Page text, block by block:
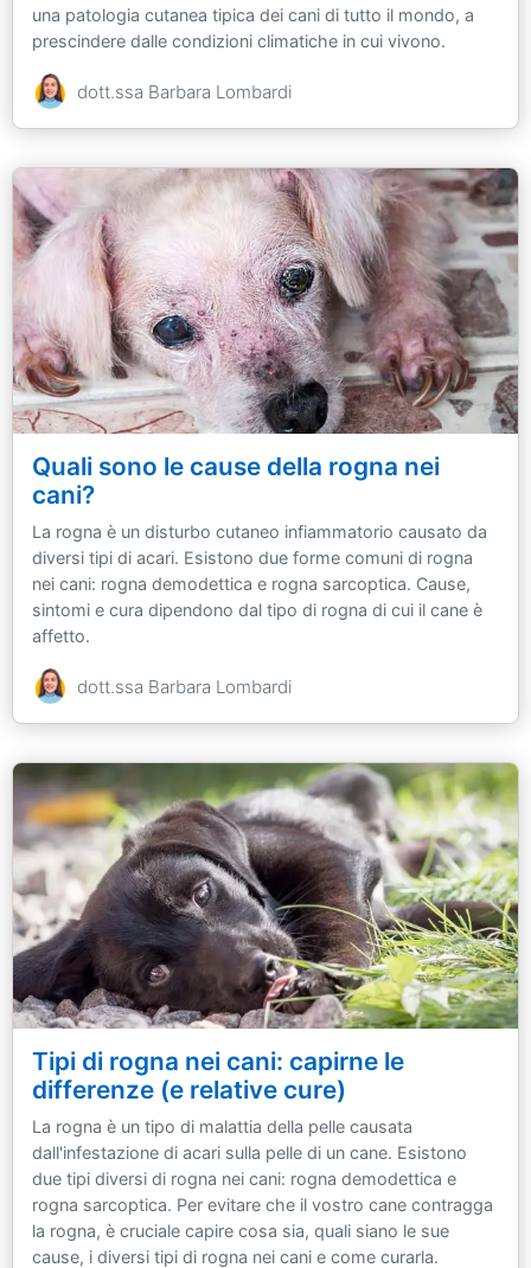
una patologia cutanea tipica dei cani di tutto il mondo, a
prescindere dalle condizioni climatiche in cui vivono.
dott.ssa Barbara Lombardi
Quali sono le cause della rogna nei
cani?
La rogna è un disturbo cutaneo infiammatorio causato da
diversi tipi di acari. Esistono due forme comuni di rogna
nei cani: rogna demodettica e rogna sarcoptica. Cause,
sintomi e cura dipendono dal tipo di rogna di cui il cane è
affetto.
dott.ssa Barbara Lombardi
Tipi di rogna nei cani: capirne le
differenze (e relative cure)
La rogna è un tipo di malattia della pelle causata
dall'infestazione di acari sulla pelle di un cane. Esistono
due tipi diversi di rogna nei cani: rogna demodettica e
rogna sarcoptica. Per evitare che il vostro cane contragga
la rogna, è cruciale capire cosa sia, quali siano le sue
cause, i diversi tipi di rogna nei cani e come curarla.